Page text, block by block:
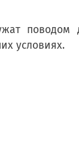
условиях.